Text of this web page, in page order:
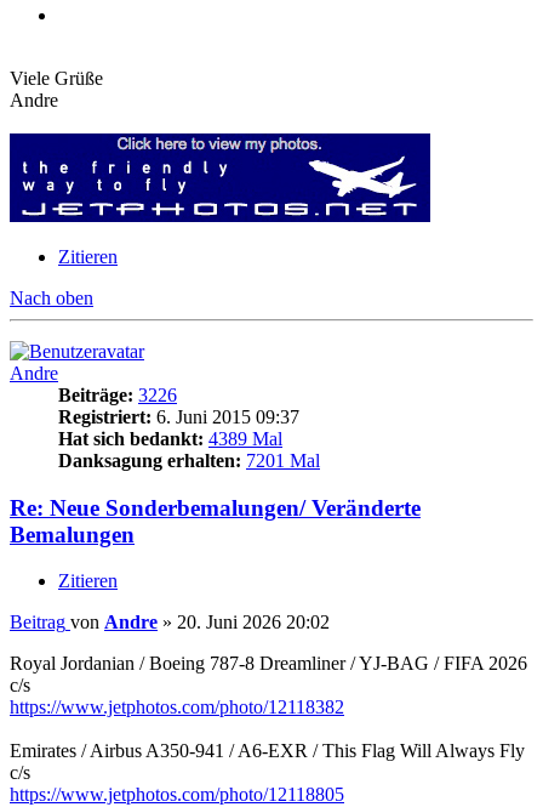
Viele Grüße
Andre
Zitieren
Nach oben
Andre
Beiträge: 3226
Registriert: 6. Juni 2015 09:37
Hat sich bedankt: 4389 Mal
Danksagung erhalten: 7201 Mal
Re: Neue Sonderbemalungen/ Veränderte
Bemalungen
Zitieren
Beitrag von Andre » 20. Juni 2026 20:02
Royal Jordanian / Boeing 787-8 Dreamliner / YJ-BAG / FIFA 2026
c/s
https://www.jetphotos.com/photo/12118382
Emirates / Airbus A350-941 / A6-EXR / This Flag Will Always Fly
c/s
https://www.jetphotos.com/photo/12118805